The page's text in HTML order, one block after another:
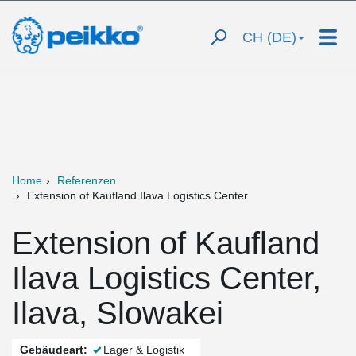
CH (DE)
Home
Referenzen
Extension of Kaufland Ilava Logistics Center
Extension of Kaufland
Ilava Logistics Center,
Ilava, Slowakei
Gebäudeart: Lager & Logistik